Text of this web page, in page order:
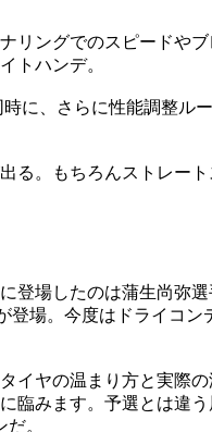
ングでのスピードやブ
トハンデ。
に、さらに性能調整ル
。もちろんストレート
登場したのは蒲生尚弥
場。今度はドライコン
ヤの温まり方と実際の
臨みます。予選とは違
。